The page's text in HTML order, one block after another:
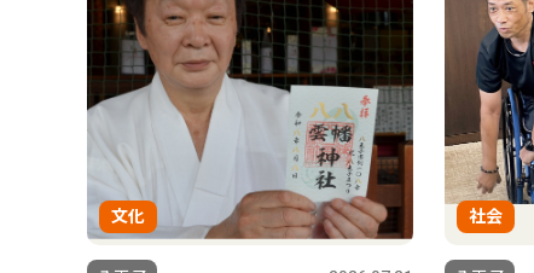
文化 社会